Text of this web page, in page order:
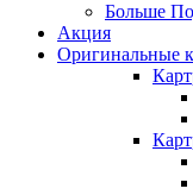
Больше
Акция
Оригинальные